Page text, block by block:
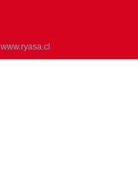
www.ryasa.cl